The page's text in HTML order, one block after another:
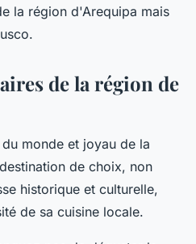
la région d'Arequipa mais
de la région de
monde et joyau de la
de choix, non
historique et culturelle,
de sa cuisine locale.